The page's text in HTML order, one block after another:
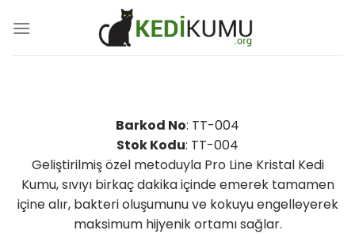
Barkod No: TT-004
Stok Kodu: TT-004
Geliştirilmiş özel metoduyla Pro Line Kristal Kedi
Kumu, sıvıyı birkaç dakika içinde emerek tamamen
içine alır, bakteri oluşumunu ve kokuyu engelleyerek
maksimum hijyenik ortamı sağlar.